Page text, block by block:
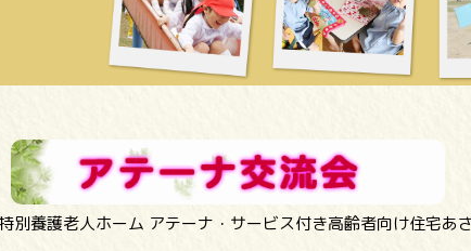
別養護老人ホーム アテーナ・サービス付き高齢者向け住宅あ